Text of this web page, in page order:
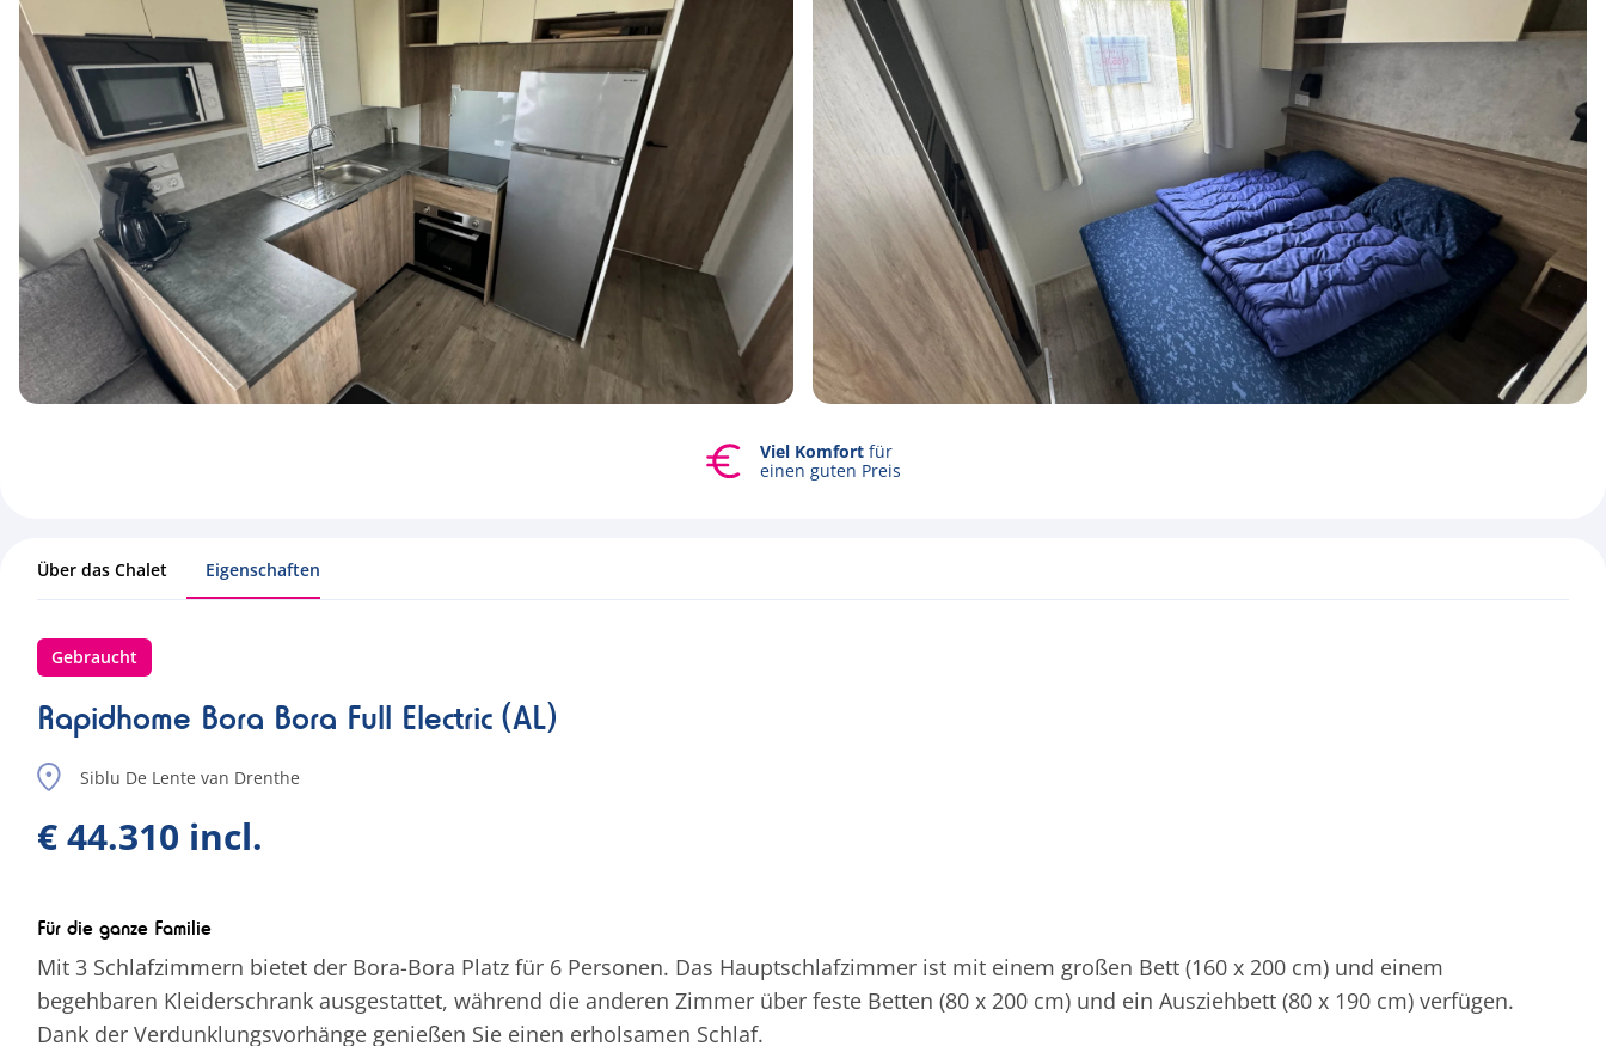
Alle Fotos ansehen
Viel Komfortfür
einen guten Preis
Über das Chalet Eigenschaften
Gebraucht
Rapidhome Bora Bora Full Electric (AL)
Siblu De Lente van Drenthe
€ 44.310 incl.
Für die ganze Familie
Mit 3 Schlafzimmern bietet der Bora-Bora Platz für 6 Personen. Das Hauptschlafzimmer ist mit einem großen Bett (160 x 200 cm) und einem
begehbaren Kleiderschrank ausgestattet, während die anderen Zimmer über feste Betten (80 x 200 cm) und ein Ausziehbett (80 x 190 cm) verfügen.
Dank der Verdunklungsvorhänge genießen Sie einen erholsamen Schlaf.